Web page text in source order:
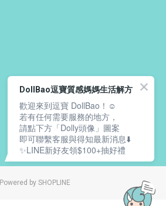
Powered by SHOPLINE
DollBao逗寶質感媽媽生活解方
歡迎來到逗寶 DollBao！☺️
若有任何需要服務的地方，
請點下方「Dolly頭像」圖案
即可聯繫客服與得知最新消息⬇️
✨LINE新好友領$100+抽好禮